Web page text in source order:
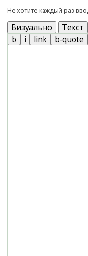
Не хотите каждый раз
Визуально Текст